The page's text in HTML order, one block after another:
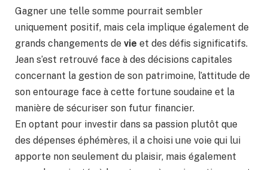
Gagner une telle somme pourrait sembler
uniquement positif, mais cela implique également de
grands changements de vie et des défis significatifs.
Jean s’est retrouvé face à des décisions capitales
concernant la gestion de son patrimoine, l’attitude de
son entourage face à cette fortune soudaine et la
manière de sécuriser son futur financier.
En optant pour investir dans sa passion plutôt que
des dépenses éphémères, il a choisi une voie qui lui
apporte non seulement du plaisir, mais également